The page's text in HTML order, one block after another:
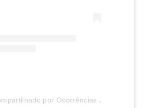
por Ocorrências Joinville